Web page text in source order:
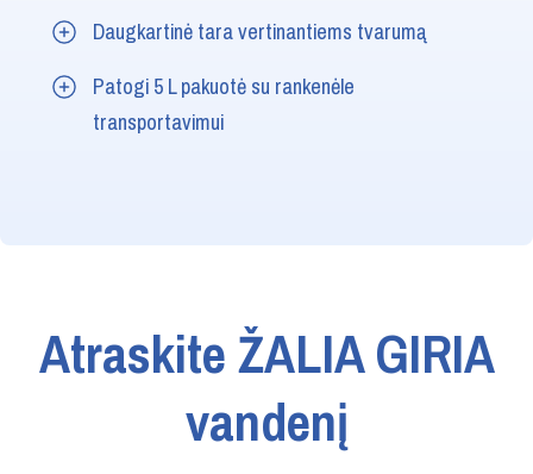
Daugkartinė tara vertinantiems tvarumą
Patogi 5 L pakuotė su rankenėle
transportavimui
Atraskite ŽALIA GIRIA
vandenį